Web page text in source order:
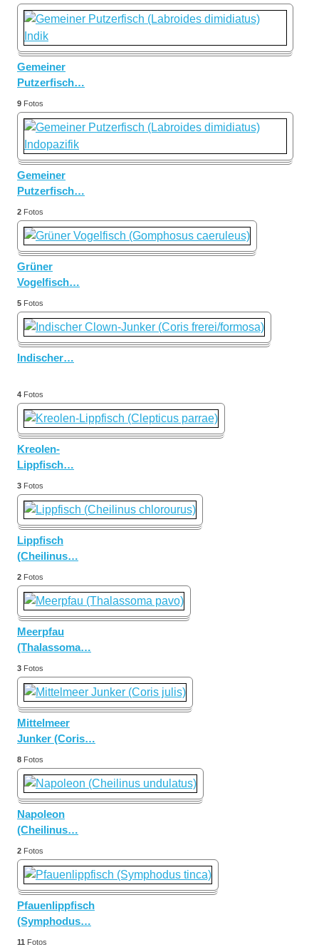
Gemeiner
Putzerfisch…
9 Fotos
Gemeiner
Putzerfisch…
2 Fotos
Grüner
Vogelfisch…
5 Fotos
Indischer…
4 Fotos
Kreolen-
Lippfisch…
3 Fotos
Lippfisch
(Cheilinus…
2 Fotos
Meerpfau
(Thalassoma…
3 Fotos
Mittelmeer
Junker (Coris…
8 Fotos
Napoleon
(Cheilinus…
2 Fotos
Pfauenlippfisch
(Symphodus…
11 Fotos